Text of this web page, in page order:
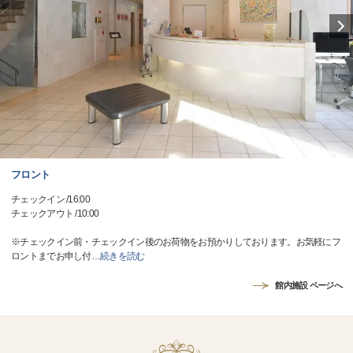
フロント
チェックイン /16:00
チェックアウト /10:00
※チェックイン前・チェックイン後のお荷物をお預かりしております。お気軽にフ
ロントまでお申し付…続きを読む
館内施設 ページへ